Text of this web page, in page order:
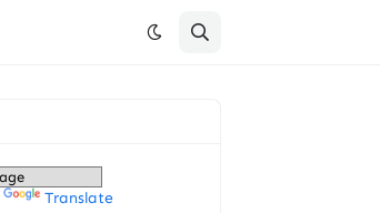
Translate